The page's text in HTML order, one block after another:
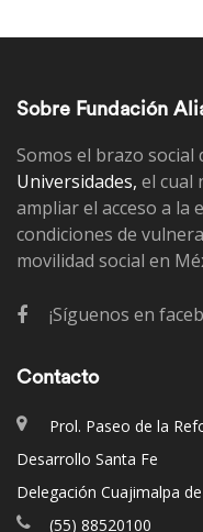
Sobre Fundación
Somos el brazo social
Universidades, el cual
ampliar el acceso a la
condiciones de
movilidad social en
¡Síguenos en
Contacto
Prol. Paseo de la
Desarrollo Santa Fe
Delegación Cuajimalpa
(55) 88520100